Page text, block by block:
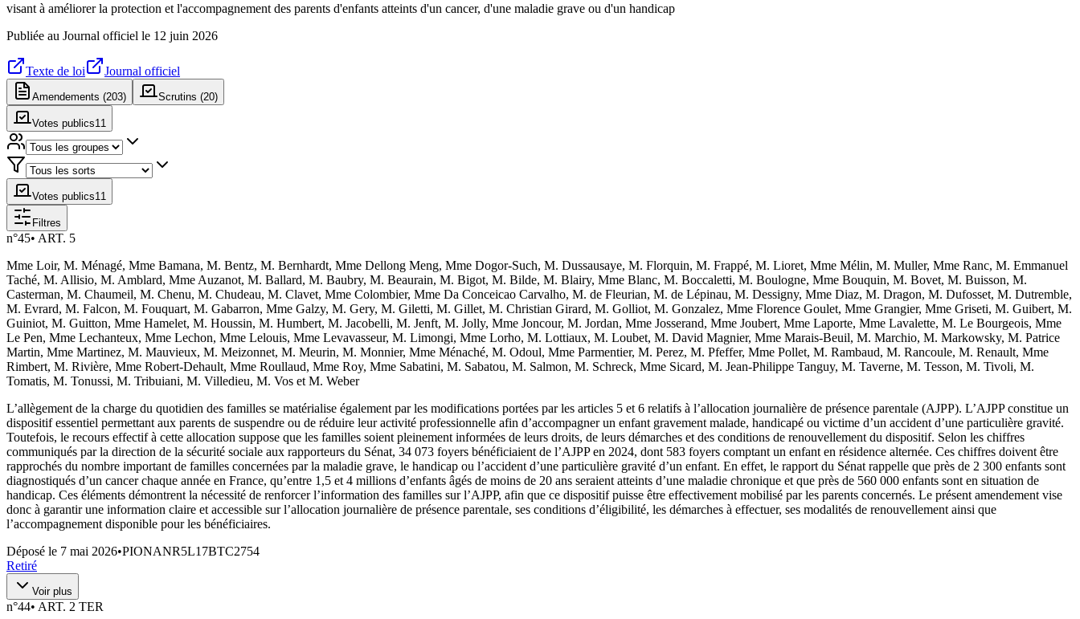
visant à améliorer la protection et l'accompagnement des parents d'enfants atteints d'un cancer, d'une maladie grave ou d'un handicap
Publiée au Journal officiel le 12 juin 2026
Texte de loi Journal officiel
Amendements (203) Scrutins (20)
Votes publics11
Votes publics11
Filtres
n°45• ART. 5
Mme Loir, M. Ménagé, Mme Bamana, M. Bentz, M. Bernhardt, Mme Dellong Meng, Mme Dogor-Such, M. Dussausaye, M. Florquin, M. Frappé, M. Lioret, Mme Mélin, M. Muller, Mme Ranc, M. Emmanuel
Taché, M. Allisio, M. Amblard, Mme Auzanot, M. Ballard, M. Baubry, M. Beaurain, M. Bigot, M. Bilde, M. Blairy, Mme Blanc, M. Boccaletti, M. Boulogne, Mme Bouquin, M. Bovet, M. Buisson, M.
Casterman, M. Chaumeil, M. Chenu, M. Chudeau, M. Clavet, Mme Colombier, Mme Da Conceicao Carvalho, M. de Fleurian, M. de Lépinau, M. Dessigny, Mme Diaz, M. Dragon, M. Dufosset, M. Dutremble,
M. Evrard, M. Falcon, M. Fouquart, M. Gabarron, Mme Galzy, M. Gery, M. Giletti, M. Gillet, M. Christian Girard, M. Golliot, M. Gonzalez, Mme Florence Goulet, Mme Grangier, Mme Griseti, M. Guibert, M.
Guiniot, M. Guitton, Mme Hamelet, M. Houssin, M. Humbert, M. Jacobelli, M. Jenft, M. Jolly, Mme Joncour, M. Jordan, Mme Josserand, Mme Joubert, Mme Laporte, Mme Lavalette, M. Le Bourgeois, Mme
Le Pen, Mme Lechanteux, Mme Lechon, Mme Lelouis, Mme Levavasseur, M. Limongi, Mme Lorho, M. Lottiaux, M. Loubet, M. David Magnier, Mme Marais-Beuil, M. Marchio, M. Markowsky, M. Patrice
Martin, Mme Martinez, M. Mauvieux, M. Meizonnet, M. Meurin, M. Monnier, Mme Ménaché, M. Odoul, Mme Parmentier, M. Perez, M. Pfeffer, Mme Pollet, M. Rambaud, M. Rancoule, M. Renault, Mme
Rimbert, M. Rivière, Mme Robert-Dehault, Mme Roullaud, Mme Roy, Mme Sabatini, M. Sabatou, M. Salmon, M. Schreck, Mme Sicard, M. Jean-Philippe Tanguy, M. Taverne, M. Tesson, M. Tivoli, M.
Tomatis, M. Tonussi, M. Tribuiani, M. Villedieu, M. Vos et M. Weber
L’allègement de la charge du quotidien des familles se matérialise également par les modifications portées par les articles 5 et 6 relatifs à l’allocation journalière de présence parentale (AJPP). L’AJPP constitue un
dispositif essentiel permettant aux parents de suspendre ou de réduire leur activité professionnelle afin d’accompagner un enfant gravement malade, handicapé ou victime d’un accident d’une particulière gravité.
Toutefois, le recours effectif à cette allocation suppose que les familles soient pleinement informées de leurs droits, de leurs démarches et des conditions de renouvellement du dispositif. Selon les chiffres
communiqués par la direction de la sécurité sociale aux rapporteurs du Sénat, 34 073 foyers bénéficiaient de l’AJPP en 2024, dont 583 foyers comptant un enfant en résidence alternée. Ces chiffres doivent être
rapprochés du nombre important de familles concernées par la maladie grave, le handicap ou l’accident d’une particulière gravité d’un enfant. En effet, le rapport du Sénat rappelle que près de 2 300 enfants sont
diagnostiqués d’un cancer chaque année en France, qu’entre 1,5 et 4 millions d’enfants âgés de moins de 20 ans seraient atteints d’une maladie chronique et que près de 560 000 enfants sont en situation de
handicap. Ces éléments démontrent la nécessité de renforcer l’information des familles sur l’AJPP, afin que ce dispositif puisse être effectivement mobilisé par les parents concernés. Le présent amendement vise
donc à garantir une information claire et accessible sur l’allocation journalière de présence parentale, ses conditions d’éligibilité, les démarches à effectuer, ses modalités de renouvellement ainsi que
l’accompagnement disponible pour les bénéficiaires.
Déposé le 7 mai 2026•PIONANR5L17BTC2754
Retiré
Voir plus
n°44• ART. 2 TER